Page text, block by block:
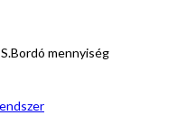
mennyiség